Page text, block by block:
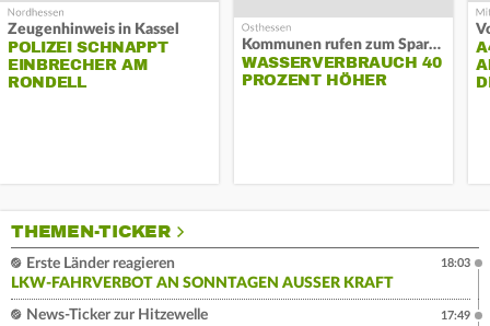
Zeugenhinweis in Kassel
POLIZEI SCHNAPPT
EINBRECHER AM
RONDELL
Kommunen rufen zum Sparen auf
WASSERVERBRAUCH 40
PROZENT HÖHER
THEMEN-TICKER
Erste Länder reagieren
LKW-FAHRVERBOT AN SONNTAGEN AUSSER KRAFT
18:03
News-Ticker zur Hitzewelle
17:49